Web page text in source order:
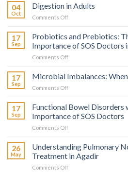
04
Oct
Digestion in Adults
Comments Offon
Digestion
chez
l’Adulte
17
Sep
Probiotics and Prebiotics:
Importance of SOS Doctors
Comments Offon
et
Prébiotiques
:
Rôle
et
Médecins
en
17
Sep
Microbial Imbalances:
Comments Offon
Microbiens
:
Quand
Faire
à
SOS
Médecins
17
Sep
Functional Bowel Disorders
Importance of SOS Doctors
Comments Offon
Fonctionnels
Intestinaux
avec
Diarrhée
26
May
Understanding Pulmonary
Treatment in Agadir
Comments Offon